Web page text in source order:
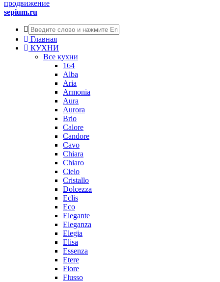
продвижение
sepium.ru
Главная
КУХНИ
Все кухни
164
Alba
Aria
Armonia
Aura
Aurora
Brio
Calore
Candore
Cavo
Chiara
Chiaro
Cielo
Cristallo
Dolcezza
Eclis
Eco
Elegante
Eleganza
Elegia
Elisa
Essenza
Etere
Fiore
Flusso